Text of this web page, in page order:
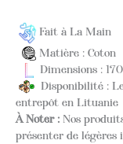
Fait à La Main
Matière : Coton
Dimensions :
Disponibilité :
entrepôt en Lituanie
À Noter : Nos
présenter de légères